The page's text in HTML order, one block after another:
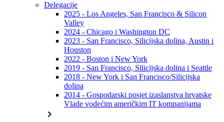
Delegacije
2025 - Los Angeles, San Francisco & Silicon
Valley
2024 - Chicago i Washington DC
2023 - San Francisco, Silicijska dolina, Austin i
Houston
2022 - Boston i New York
2019 - San Francisco, Silicijska dolina i Seattle
2018 - New York i San Francisco/Silicijska
dolina
2014 - Gospodarski posjet izaslanstva hrvatske
Vlade vodećim američkim IT kompanijama
chevron_right